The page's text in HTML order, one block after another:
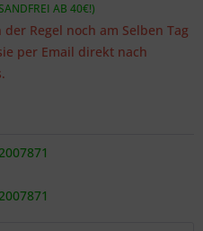
AB 40€!)
Regel noch am Selben Tag
per Email direkt nach